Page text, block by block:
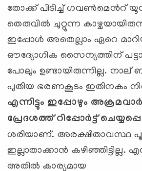
തോക്ക് പിടിച്ച് ഗവണ്‍മെന്‍റ്
തെരുവില്‍ ചുറ്റുന്ന
ഇപ്പോള്‍ അതെല്ലാം ഏറെ
ഔദ്യോഗിക സൈന്യത്തിന്
പോലും ഉണ്ടായിരുന്നില്ല.
പുതിയ ഭരണകൂടം ഇതിനകം
എന്നിട്ടും ഇപ്പോഴും
പ്രേദശത്ത് റിപ്പോര്‍ട്ട്
ശരിയാണ്. അരക്ഷിതാവസ്ഥ
ഇല്ലാതാക്കാന്‍
അതില്‍ കാര്യമായ